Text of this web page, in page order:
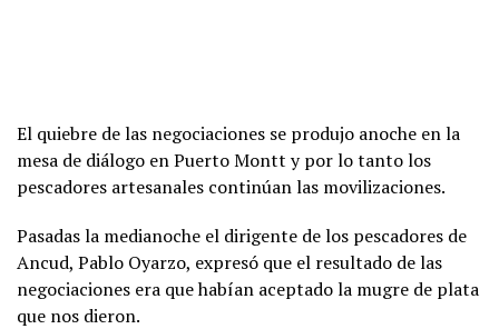
El quiebre de las negociaciones se produjo anoche en la
mesa de diálogo en Puerto Montt y por lo tanto los
pescadores artesanales continúan las movilizaciones.
Pasadas la medianoche el dirigente de los pescadores de
Ancud, Pablo Oyarzo, expresó que el resultado de las
negociaciones era que habían aceptado la mugre de plata
que nos dieron.